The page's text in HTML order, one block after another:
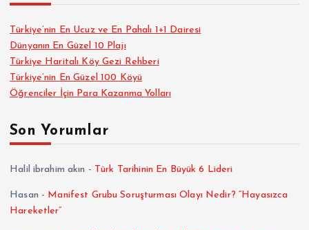
Türkiye’nin En Ucuz ve En Pahalı 1+1 Dairesi
Dünyanın En Güzel 10 Plajı
Türkiye Haritalı Köy Gezi Rehberi
Türkiye’nin En Güzel 100 Köyü
Öğrenciler İçin Para Kazanma Yolları
Son Yorumlar
Halil ibrahim akın - Türk Tarihinin En Büyük 6 Lideri
Hasan - Manifest Grubu Soruşturması Olayı Nedir? “Hayasızca
Hareketler”